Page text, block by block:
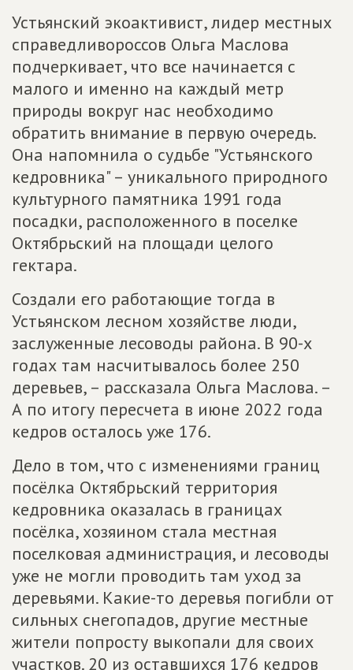
Устьянский экоактивист, лидер местных
справедливороссов Ольга Маслова
подчеркивает, что все начинается с
малого и именно на каждый метр
природы вокруг нас необходимо
обратить внимание в первую очередь.
Она напомнила о судьбе "Устьянского
кедровника" – уникального природного
культурного памятника 1991 года
посадки, расположенного в поселке
Октябрьский на площади целого
гектара.
Создали его работающие тогда в
Устьянском лесном хозяйстве люди,
заслуженные лесоводы района. В 90-х
годах там насчитывалось более 250
деревьев, – рассказала Ольга Маслова. –
А по итогу пересчета в июне 2022 года
кедров осталось уже 176.
Дело в том, что с изменениями границ
посёлка Октябрьский территория
кедровника оказалась в границах
посёлка, хозяином стала местная
поселковая администрация, и лесоводы
уже не могли проводить там уход за
деревьями. Какие-то деревья погибли от
сильных снегопадов, другие местные
жители попросту выкопали для своих
участков. 20 из оставшихся 176 кедров